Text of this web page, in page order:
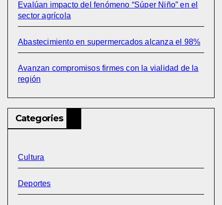
Evalúan impacto del fenómeno “Súper Niño” en el
sector agrícola
Abastecimiento en supermercados alcanza el 98%
Avanzan compromisos firmes con la vialidad de la
región
Categories
Cultura
Deportes